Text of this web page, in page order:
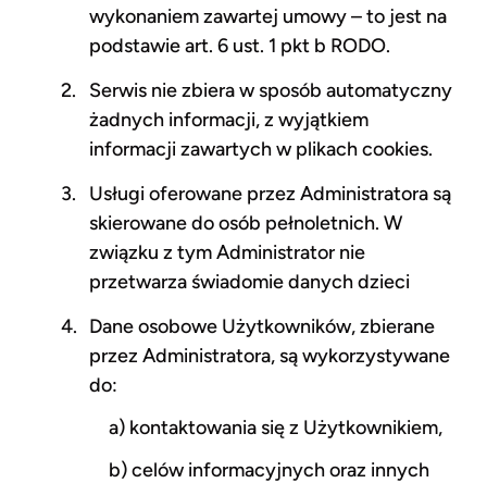
wykonaniem zawartej umowy – to jest na
podstawie art. 6 ust. 1 pkt b RODO.
Serwis nie zbiera w sposób automatyczny
żadnych informacji, z wyjątkiem
informacji zawartych w plikach cookies.
Usługi oferowane przez Administratora są
skierowane do osób pełnoletnich. W
związku z tym Administrator nie
przetwarza świadomie danych dzieci
Dane osobowe Użytkowników, zbierane
przez Administratora, są wykorzystywane
do:
a) kontaktowania się z Użytkownikiem,
b) celów informacyjnych oraz innych